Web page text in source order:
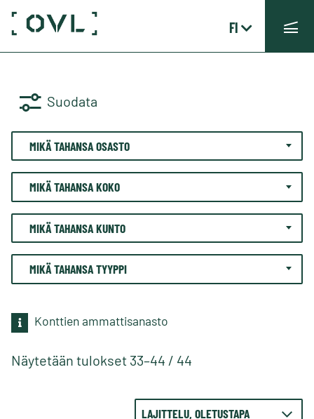
FI
Suodata
MIKÄ TAHANSA OSASTO
MIKÄ TAHANSA KOKO
MIKÄ TAHANSA KUNTO
MIKÄ TAHANSA TYYPPI
Konttien ammattisanasto
Näytetään tulokset 33–44 / 44